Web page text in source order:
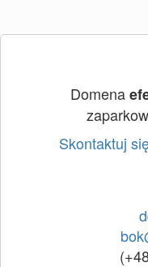
Domena
Skontaktuj